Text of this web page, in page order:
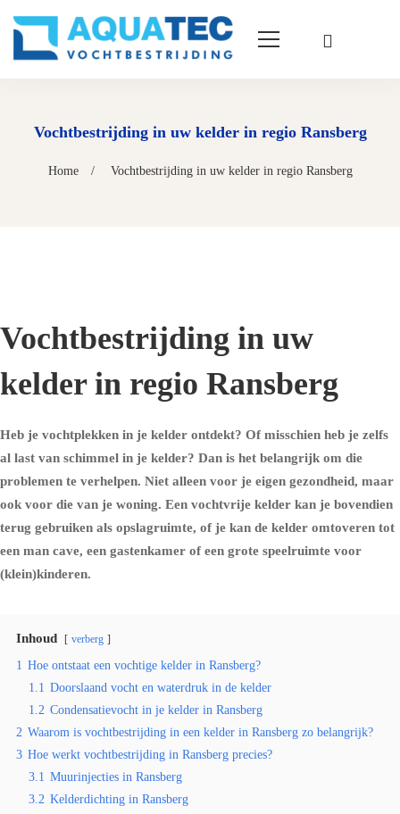
Vochtbestrijding in uw kelder in regio Ransberg
Home Vochtbestrijding in uw kelder in regio Ransberg
Vochtbestrijding in uw
kelder in regio Ransberg
Heb je vochtplekken in je kelder ontdekt? Of misschien heb je zelfs
al last van schimmel in je kelder? Dan is het belangrijk om die
problemen te verhelpen. Niet alleen voor je eigen gezondheid, maar
ook voor die van je woning. Een vochtvrije kelder kan je bovendien
terug gebruiken als opslagruimte, of je kan de kelder omtoveren tot
een man cave, een gastenkamer of een grote speelruimte voor
(klein)kinderen.
Inhoud verberg
1 Hoe ontstaat een vochtige kelder in Ransberg?
1.1 Doorslaand vocht en waterdruk in de kelder
1.2 Condensatievocht in je kelder in Ransberg
2 Waarom is vochtbestrijding in een kelder in Ransberg zo belangrijk?
3 Hoe werkt vochtbestrijding in Ransberg precies?
3.1 Muurinjecties in Ransberg
3.2 Kelderdichting in Ransberg